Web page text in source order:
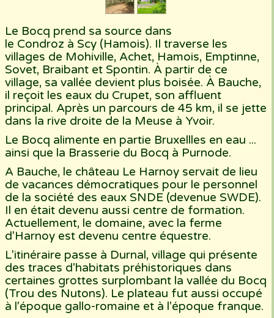
Le Bocq prend sa source dans
le Condroz à Scy (Hamois). Il traverse les
villages de Mohiville, Achet, Hamois, Emptinne,
Sovet, Braibant et Spontin. À partir de ce
village, sa vallée devient plus boisée. À Bauche,
il reçoit les eaux du Crupet, son affluent
principal. Après un parcours de 45 km, il se jette
dans la rive droite de la Meuse à Yvoir.
Le Bocq alimente en partie Bruxellles en eau ...
ainsi que la Brasserie du Bocq à Purnode.
A Bauche, le château Le Harnoy servait de lieu
de vacances démocratiques pour le personnel
de la société des eaux SNDE (devenue SWDE).
Il en était devenu aussi centre de formation.
Actuellement, le domaine, avec la ferme
d'Harnoy est devenu centre équestre.
L'itinéraire passe à Durnal, village qui présente
des traces d'habitats préhistoriques dans
certaines grottes surplombant la vallée du Bocq
(Trou des Nutons). Le plateau fut aussi occupé
à l'époque gallo-romaine et à l'époque franque.